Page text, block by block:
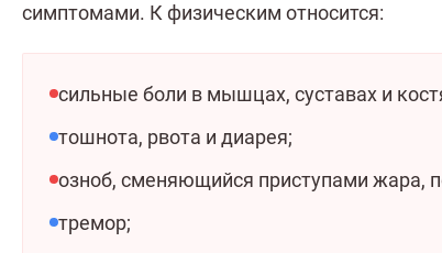
симптомами. К физическим относится:
сильные боли в мышцах, суставах и
тошнота, рвота и диарея;
озноб, сменяющийся приступами жара,
тремор;